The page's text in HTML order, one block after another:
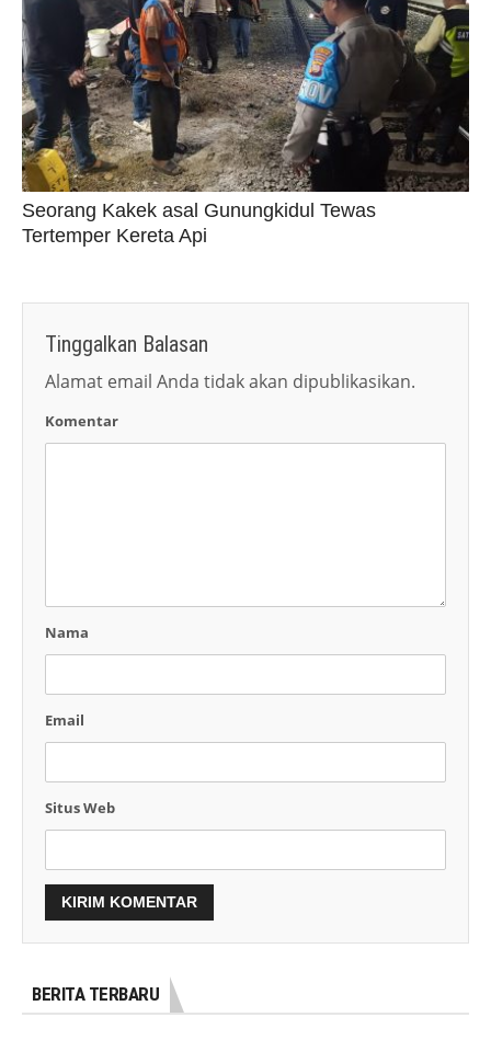
Seorang Kakek asal Gunungkidul Tewas
Tertemper Kereta Api
Tinggalkan Balasan
Alamat email Anda tidak akan dipublikasikan.
Komentar
Nama
Email
Situs Web
BERITA TERBARU